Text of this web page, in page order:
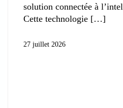
solution connectée à
Cette technologie
27 juillet 2026